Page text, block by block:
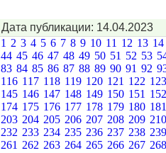
Дата публикации: 14.04.2023
1 2 3 4 5 6 7 8 9 10 11 12 13 14
44 45 46 47 48 49 50 51 52 53
83 84 85 86 87 88 89 90 91 92
116 117 118 119 120 121 122 123
145 146 147 148 149 150 151 152
174 175 176 177 178 179 180 181
203 204 205 206 207 208 209 210
232 233 234 235 236 237 238 239
261 262 263 264 265 266 267 268